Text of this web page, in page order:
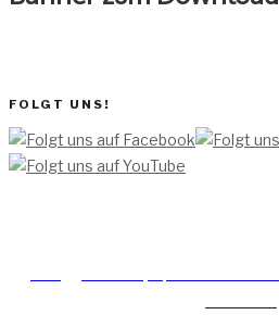
FOLGT UNS!